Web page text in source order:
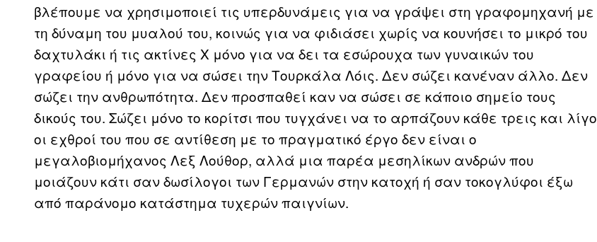
βλέπουμε να χρησιμοποιεί τις υπερδυνάμεις για να γράψει στη γραφομηχανή με
τη δύναμη του μυαλού του, κοινώς για να φιδιάσει χωρίς να κουνήσει το μικρό του
δαχτυλάκι ή τις ακτίνες Χ μόνο για να δει τα εσώρουχα των γυναικών του
γραφείου ή μόνο για να σώσει την Τουρκάλα Λόις. Δεν σώζει κανέναν άλλο. Δεν
σώζει την ανθρωπότητα. Δεν προσπαθεί καν να σώσει σε κάποιο σημείο τους
δικούς του. Σώζει μόνο το κορίτσι που τυγχάνει να το αρπάζουν κάθε τρεις και λίγο
οι εχθροί του που σε αντίθεση με το πραγματικό έργο δεν είναι ο
μεγαλοβιομήχανος Λεξ Λούθορ, αλλά μια παρέα μεσηλίκων ανδρών που
μοιάζουν κάτι σαν δωσίλογοι των Γερμανών στην κατοχή ή σαν τοκογλύφοι έξω
από παράνομο κατάστημα τυχερών παιγνίων.